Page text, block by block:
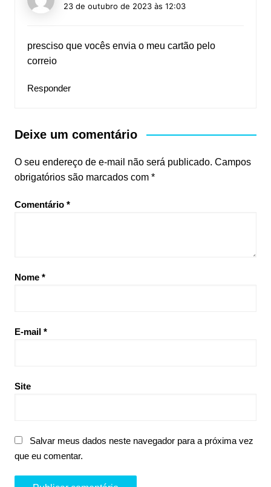
23 de outubro de 2023 às 12:03
presciso que vocês envia o meu cartão pelo
correio
Responder
Deixe um comentário
O seu endereço de e-mail não será publicado. Campos
obrigatórios são marcados com *
Comentário *
Nome *
E-mail *
Site
Salvar meus dados neste navegador para a próxima vez
que eu comentar.